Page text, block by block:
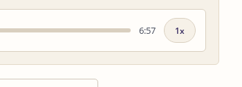
6:57
Playback